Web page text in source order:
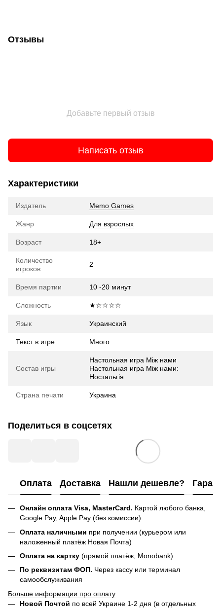
Отзывы
Добавьте первый отзыв
Написать отзыв
Характеристики
Издатель Memo Games
Жанр Для взрослых
Возраст 18+
Количество
игроков
2
Время партии 10 -20 минут
Сложность ★☆☆☆☆
Язык Украинский
Текст в игре Много
Состав игры
Настольная игра Між нами
Настольная игра Між нами:
Ностальгія
Страна печати Украина
Поделиться в соцсетях
Оплата Доставка Нашли дешевле?
Онлайн оплата Visa, MasterCard. Картой любого банка,
Google Pay, Apple Pay (без комиссии).
Оплата наличными при получении (курьером или
наложенный платёж Новая Почта)
Оплата на картку (прямой платёж, Monobank)
По реквизитам ФОП. Через кассу или терминал
самообслуживания
Больше информации про оплату
Новой Почтой по всей Украине 1-2 дня (в отдельных